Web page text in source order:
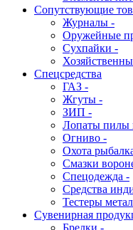
Сопутствующие
Журналы -
Оружейные
Сухпайки -
Спецсредства
ГАЗ -
Жгуты -
ЗИП -
Лопаты пилы
Огниво -
Охота
Смазки
Спецодежда -
Средства
Тестеры
Сувенирная
Брелки -